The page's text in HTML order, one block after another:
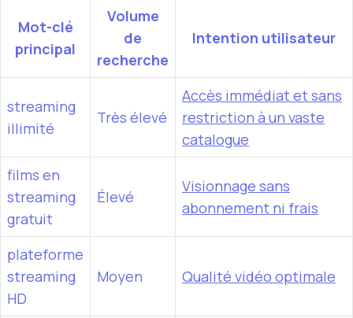
Mot-clé
principal
Volume
de
recherche
Intention utilisateur
streaming
illimité
Très élevé
Accès immédiat et sans
restriction à un vaste
catalogue
films en
streaming
gratuit
Élevé
Visionnage sans
abonnement ni frais
plateforme
streaming
HD
Moyen Qualité vidéo optimale